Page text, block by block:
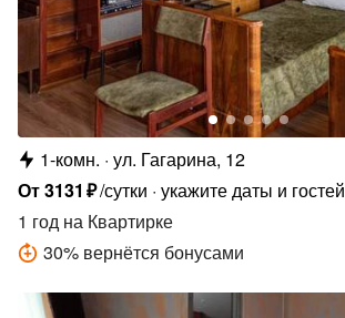
1-комн. ул. Гагарина, 12
От3131 ₽/сутки укажите даты и гостей
1 год на Квартирке
30% вернётся бонусами